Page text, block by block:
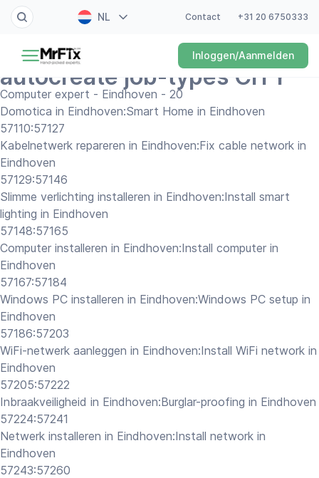
NL
FR
DE
Contact +31 20 6750333
Inloggen/Aanmelden
Schilder
Elektricien
Klusjesman
Loodgieter
Slotenmaker
Witgoedmonteur
Hovenier
Schoonmaker
Computer expert
Help
Over MrFix
Log in als vakman
autocreate job-types CITY
Computer expert - Eindhoven - 20
Domotica in Eindhoven:Smart Home in Eindhoven
57110:57127
Kabelnetwerk repareren in Eindhoven:Fix cable network in
Eindhoven
57129:57146
Slimme verlichting installeren in Eindhoven:Install smart
lighting in Eindhoven
57148:57165
Computer installeren in Eindhoven:Install computer in
Eindhoven
57167:57184
Windows PC installeren in Eindhoven:Windows PC setup in
Eindhoven
57186:57203
WiFi-netwerk aanleggen in Eindhoven:Install WiFi network in
Eindhoven
57205:57222
Inbraakveiligheid in Eindhoven:Burglar-proofing in Eindhoven
57224:57241
Netwerk installeren in Eindhoven:Install network in
Eindhoven
57243:57260